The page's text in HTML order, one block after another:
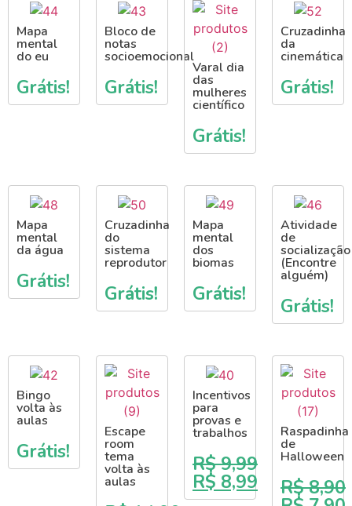
Mapa
mental
do eu
Grátis!
Bloco de
notas
socioemocional
Grátis!
Varal dia
das
mulheres
científico
Grátis!
Cruzadinha
da
cinemática
Grátis!
Mapa
mental
da água
Grátis!
Cruzadinha
do
sistema
reprodutor
Grátis!
Mapa
mental
dos
biomas
Grátis!
Atividade
de
socialização
(Encontre
alguém)
Grátis!
Bingo
volta às
aulas
Grátis!
Escape
room
tema
volta às
aulas
Incentivos
para
provas e
trabalhos
R$9,99
R$ 8,99
Raspadinha
de
Halloween
R$8,90